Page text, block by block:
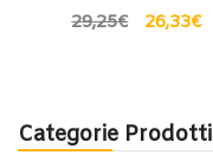
29,25€ 26,33€
Categorie Prodotti